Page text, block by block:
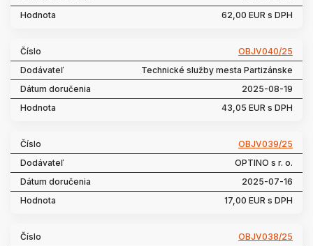
62,00 EUR s DPH
OBJV040/25
Technické služby mesta Partizánske
2025-08-19
43,05 EUR s DPH
OBJV039/25
OPTINO s r. o.
2025-07-16
17,00 EUR s DPH
OBJV038/25